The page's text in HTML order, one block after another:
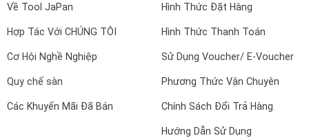
Về Tool JaPan
Hợp Tác Với CHÚNG TÔI
Cơ Hội Nghề Nghiệp
Quy chế sàn
Các Khuyến Mãi Đã Bán
Hình Thức Đặt Hàng
Hình Thức Thanh Toán
Sử Dụng Voucher/ E-Voucher
Phương Thức Vận Chuyên
Chính Sách Đổi Trả Hàng
Hướng Dẫn Sử Dụng